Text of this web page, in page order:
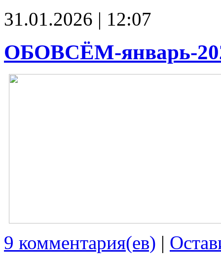
31.01.2026 | 12:07
ОБОВСЁМ-январь-
9 комментария(ев) |